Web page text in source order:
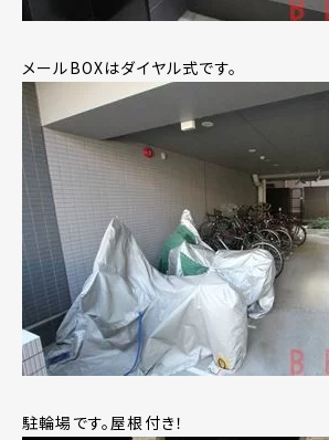
メールBOXはダイヤル式です。
駐輪場です。屋根付き！